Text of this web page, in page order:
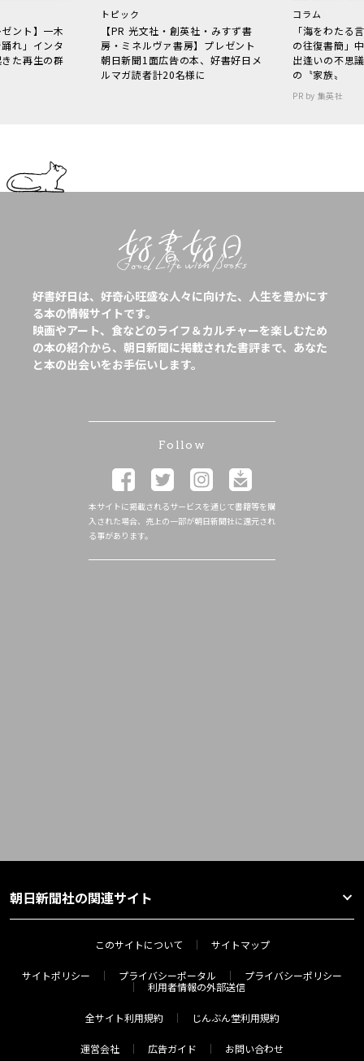
ント】一木
れ」インタ
た再生の群
トピック
【PR 光文社・創英社・みすず書
房・ミネルヴァ書房】プレゼント
朝日新聞1面広告の本、好書好日メ
ルマガ読者計20名様に
コラム
「海をわた
の往復書簡」
出逢いの不思
の〝家族〟
PR by 集英社
好書好日は、好奇心旺盛な人々に向けた、人生を豊かにす
る本の情報サイトです。
映画やアート、食などのライフ＆カルチャーを楽しむため
の本の紹介から、朝日新聞に掲載された書評まで、あなた
と本の出会いをお手伝いします。
Follow
本サイトに掲載されるサービスを通じて書籍等を購
入された場合、売上の一部が朝日新聞社に還元され
る事があります。
朝日新聞社の関連サイト
このサイトについて サイトマップ
サイトポリシー プライバシーポータル
プライバシーポリシー
利用者情報の外部送信
全サイト利用規約 じんぶん堂利用規約
運営会社 広告ガイド お問い合わせ